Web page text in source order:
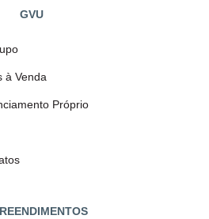
GVU
à Venda
Próprio